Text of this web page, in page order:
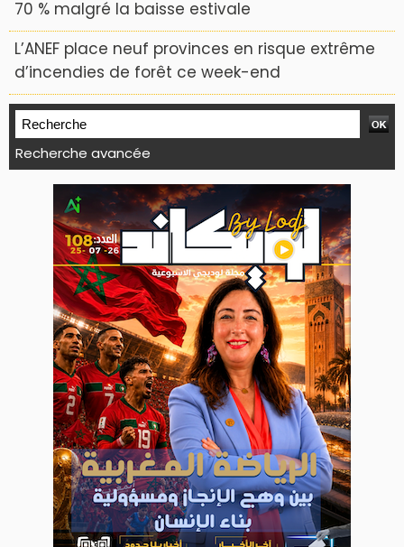
70 % malgré la baisse estivale
L’ANEF place neuf provinces en risque extrême
d’incendies de forêt ce week-end
Recherche avancée